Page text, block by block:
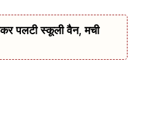
पलटी स्कूली वैन, मची